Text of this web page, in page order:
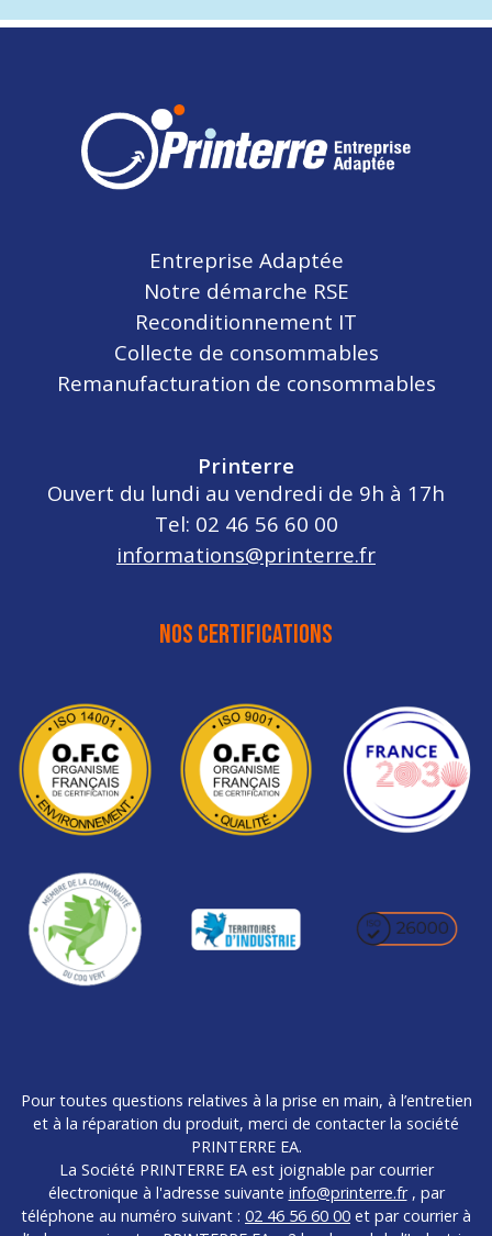
Entreprise Adaptée
Notre démarche RSE
Reconditionnement IT
Collecte de consommables
Remanufacturation de consommables
Printerre
Ouvert du lundi au vendredi de 9h à 17h
Tel: 02 46 56 60 00
informations@printerre.fr
NOS CERTIFICATIONS
Pour toutes questions relatives à la prise en main, à l’entretien
et à la réparation du produit, merci de contacter la société
PRINTERRE EA.
La Société PRINTERRE EA est joignable par courrier
électronique à l'adresse suivante info@printerre.fr, par
téléphone au numéro suivant : 02 46 56 60 00 et par courrier à